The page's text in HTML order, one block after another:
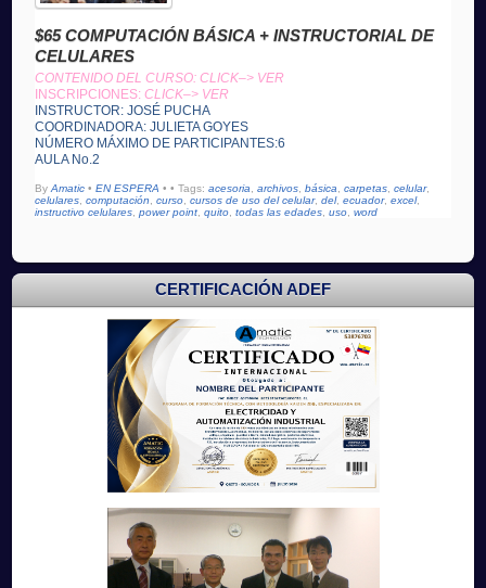
$65 COMPUTACIÓN BÁSICA + INSTRUCTORIAL DE
CELULARES
CONTENIDO DEL CURSO: CLICK–> VER
INSCRIPCIONES:CLICK–> VER
INSTRUCTOR: JOSÉ PUCHA
COORDINADORA: JULIETA GOYES
NÚMERO MÁXIMO DE PARTICIPANTES:6
AULA No.2
ByAmatic • EN ESPERA • • Tags:acesoria ,archivos ,básica ,carpetas ,celular,
celulares ,computación ,curso ,cursos de uso del celular,del,ecuador,excel,
instructivo celulares ,power point ,quito ,todas las edades ,uso ,word
CERTIFICACIÓN ADEF